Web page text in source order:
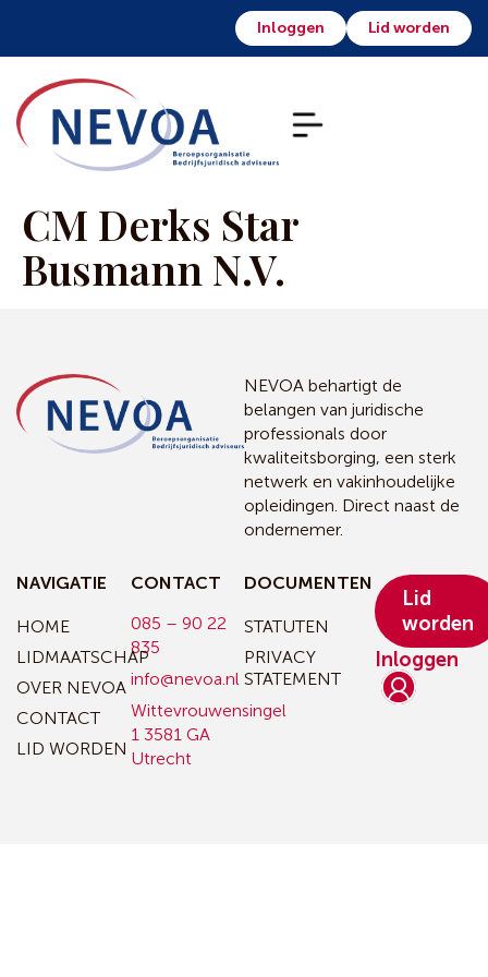
Inloggen Lid worden
CM Derks Star
Busmann N.V.
NEVOA behartigt de
belangen van juridische
professionals door
kwaliteitsborging, een sterk
netwerk en vakinhoudelijke
opleidingen. Direct naast de
ondernemer.
NAVIGATIE
HOME
LIDMAATSCHAP
OVER NEVOA
CONTACT
LID WORDEN
CONTACT
085 – 90 22
835
info@nevoa.nl
Wittevrouwensingel
1 3581 GA
Utrecht
DOCUMENTEN
STATUTEN
PRIVACY
STATEMENT
Inloggen
Lid
worden